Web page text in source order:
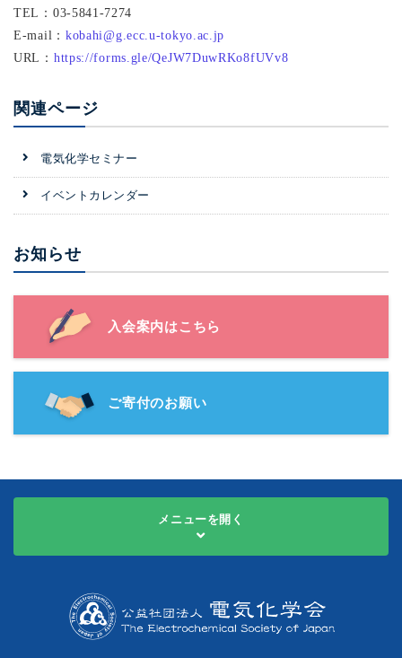
TEL：03-5841-7274
E-mail： kobahi@g.ecc.u-tokyo.ac.jp
URL： https://forms.gle/QeJW7DuwRKo8fUVv8
関連ページ
電気化学セミナー
イベントカレンダー
お知らせ
入会案内はこちら
ご寄付のお願い
メニューを開く